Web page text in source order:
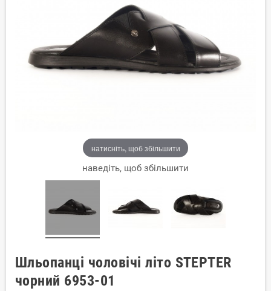
натисніть, щоб збільшити
наведіть, щоб збільшити
Шльопанці чоловічі літо STEPTER
чорний 6953-01